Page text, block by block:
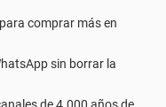
comprar más en
sin borrar la